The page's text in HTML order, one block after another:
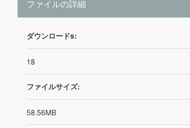
ファイルの詳細
ダウンロードs:
18
ファイルサイズ:
58.56MB